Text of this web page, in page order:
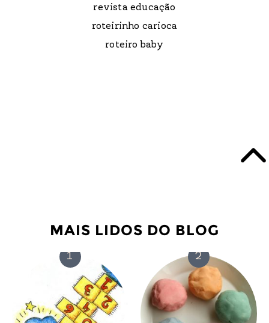
revista educação
roteirinho carioca
roteiro baby
MAIS LIDOS DO BLOG